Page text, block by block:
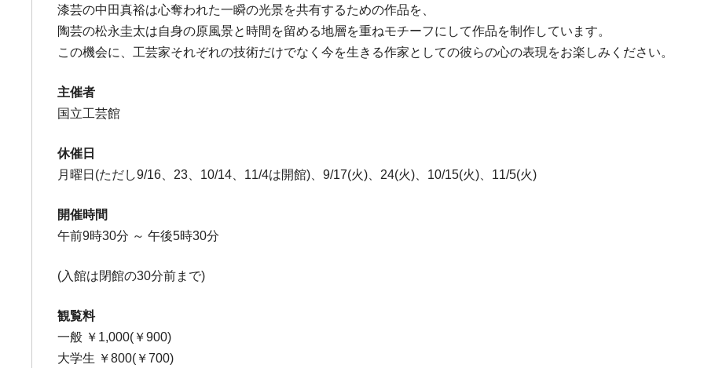
漆芸の中田真裕は心奪われた一瞬の光景を共有するための作品を、
陶芸の松永圭太は自身の原風景と時間を留める地層を重ねモチーフにして作品を制作しています。
この機会に、工芸家それぞれの技術だけでなく今を生きる作家としての彼らの心の表現をお楽しみください。
主催者
国立工芸館
休催日
月曜日(ただし9/16、23、10/14、11/4は開館)、9/17(火)、24(火)、10/15(火)、11/5(火)
開催時間
午前9時30分 ～ 午後5時30分
(入館は閉館の30分前まで)
観覧料
一般 ￥1,000(￥900)
大学生 ￥800(￥700)